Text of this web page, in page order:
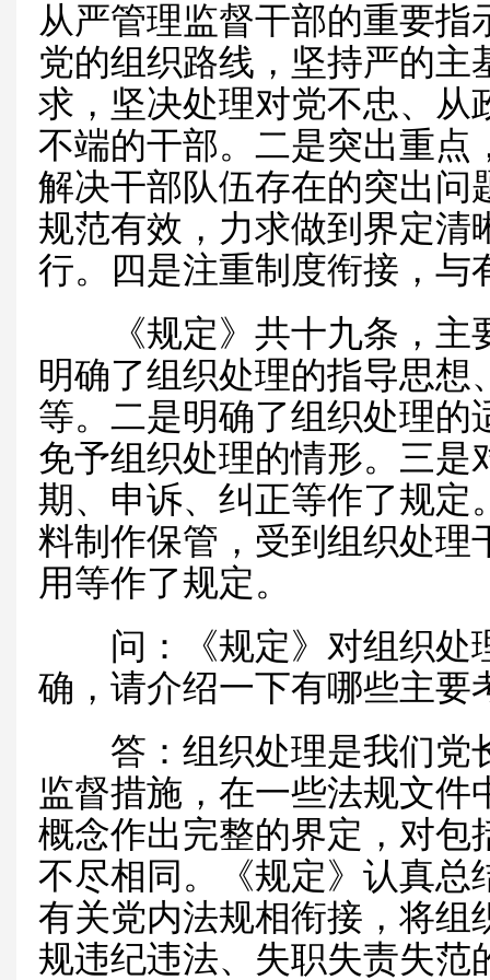
从严管理监督干部的重要
党的组织路线，坚持严的主
求，坚决处理对党不忠、从
不端的干部。二是突出重点
解决干部队伍存在的突出问
规范有效，力求做到界定清
行。四是注重制度衔接，与
《规定》共十九条，主
明确了组织处理的指导思想
等。二是明确了组织处理的
免予组织处理的情形。三是
期、申诉、纠正等作了规定
料制作保管，受到组织处理
用等作了规定。
问：《规定》对组织处
确，请介绍一下有哪些主要
答：组织处理是我们党
监督措施，在一些法规文件
概念作出完整的界定，对包
不尽相同。《规定》认真总
有关党内法规相衔接，将组
规违纪违法、失职失责失范